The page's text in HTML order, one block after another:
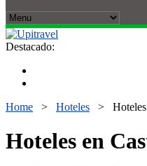
Destacado:
Home > Hoteles >
Hoteles en